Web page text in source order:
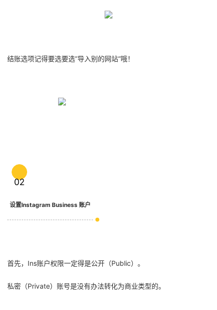
结账选项记得要选要选”导入别的网站“哦！
02
设置Instagram Business 账户
首先，Ins账户权限一定得是公开（Public）。
私密（Private）账号是没有办法转化为商业类型的。